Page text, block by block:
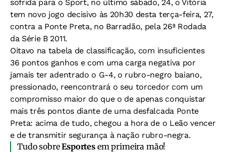
sofrida para o Sport, no último sábado, 24, o Vitória
tem novo jogo decisivo às 20h30 desta terça-feira, 27,
contra a Ponte Preta, no Barradão, pela 26ª Rodada
da Série B 2011.
Oitavo na tabela de classificação, com insuficientes
36 pontos ganhos e com uma carga negativa por
jamais ter adentrado o G-4, o rubro-negro baiano,
pressionado, reencontrará o seu torcedor com um
compromisso maior do que o de apenas conquistar
mais três pontos diante de uma desfalcada Ponte
Preta: acima de tudo, chegou a hora de o Leão vencer
e de transmitir segurança à nação rubro-negra.
Tudo sobreEsportesem primeira mão!